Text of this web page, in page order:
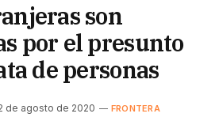
son
por el presunto
de personas
de agosto de 2020 FRONTERA